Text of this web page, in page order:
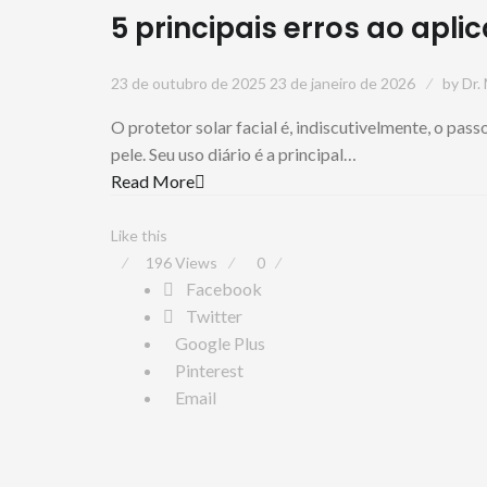
5 principais erros ao
23 de outubro de 2025 23 de janeiro de 2026 by Dr.
O protetor solar facial é, indiscutivelmente, o
pele. Seu uso diário é a principal…
Read More
Like this
196Views 0
Facebook
Twitter
Google Plus
Pinterest
Email